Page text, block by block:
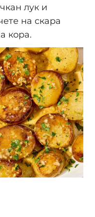
лук и
на скара
кора.